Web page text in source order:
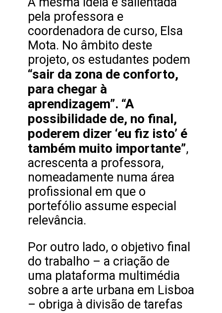
pela professora e
coordenadora de curso, Elsa
Mota. No âmbito deste
projeto, os estudantes podem
“sair da zona de conforto,
para chegar à
aprendizagem”. “A
possibilidade de, no final,
poderem dizer ‘eu fiz isto’ é
também muito importante”,
acrescenta a professora,
nomeadamente numa área
profissional em que o
portefólio assume especial
relevância.
Por outro lado, o objetivo final
do trabalho – a criação de
uma plataforma multimédia
sobre a arte urbana em Lisboa
– obriga à divisão de tarefas